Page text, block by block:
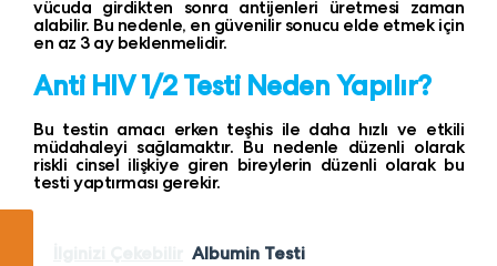
vücuda girdikten sonra antijenleri üretmesi zaman
alabilir. Bu nedenle, en güvenilir sonucu elde etmek için
en az 3 ay beklenmelidir.
Anti HIV 1/2 Testi Neden Yapılır?
Bu testin amacı erken teşhis ile daha hızlı ve etkili
müdahaleyi sağlamaktır. Bu nedenle düzenli olarak
riskli cinsel ilişkiye giren bireylerin düzenli olarak bu
testi yaptırması gerekir.
Albumin Testi